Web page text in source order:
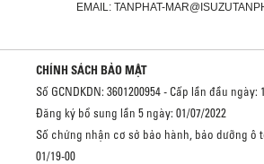
EMAIL: TANPHAT-
CHÍNH SÁCH BẢO MẬT
Số GCNDKDN: 3601200954 - Cấp lần đầu ngày:
Đăng ký bổ sung lần 5 ngày: 01/07/2022
Số chứng nhận cơ sở bảo hành, bảo dưỡng ô
01/19-00